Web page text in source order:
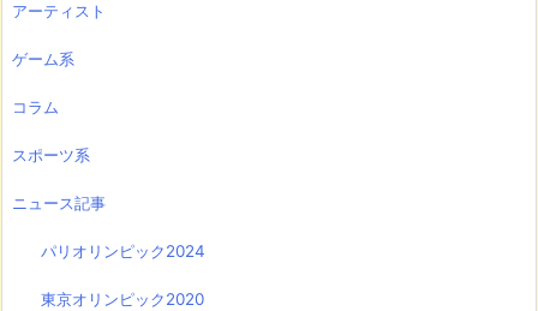
アーティスト
ゲーム系
コラム
スポーツ系
ニュース記事
パリオリンピック2024
東京オリンピック2020